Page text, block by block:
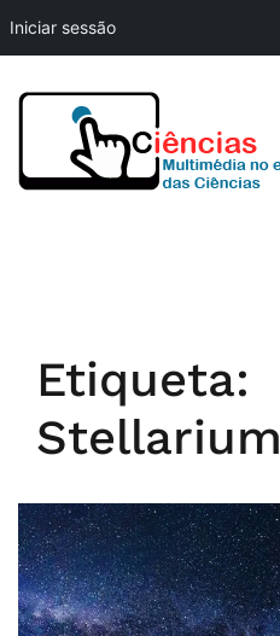
Iniciar sessão
to
content
Etiqueta:
Stellarium